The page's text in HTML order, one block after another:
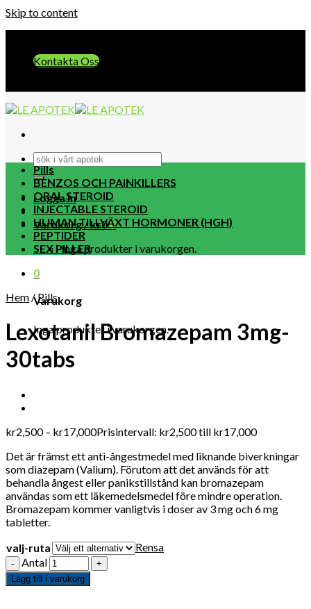
Skip to content
Kontakta Oss
Logga in
Varukorg /kr00
Inga produkter i varukorgen.
0
Varukorg
Inga produkter i varukorgen.
Pills
BENZOS OCH PAINKILLERS
ORAL STEROID
INJECTABLE STEROID
HUMAN TILLVÄXT HORMONER (HGH)
PEPTIDER
SEX PILLER
Hem / Pills
Lexotanil Bromazepam 3mg-
30tabs
kr2,500 – kr17,000Prisintervall: kr2,500 till kr17,000
Det är främst ett anti-ångestmedel med liknande biverkningar
som diazepam (Valium). Förutom att det används för att
behandla ångest eller panikstillstånd kan bromazepam
användas som ett läkemedelsmedel före mindre operation.
Bromazepam kommer vanligtvis i doser av 3 mg och 6 mg
tabletter.
valj-ruta
Rensa
Antal
Lägg till i varukorg